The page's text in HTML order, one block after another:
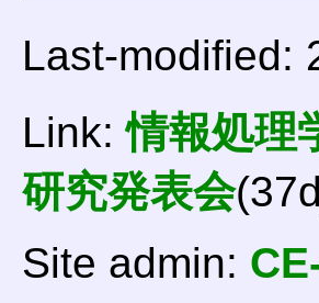
Last-modified:
Link:情報処理
研究発表会
Site admin: